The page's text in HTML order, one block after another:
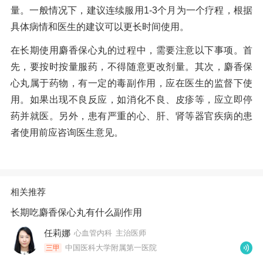
量。一般情况下，建议连续服用1-3个月为一个疗程，根据
具体病情和医生的建议可以更长时间使用。
在长期使用麝香保心丸的过程中，需要注意以下事项。首
先，要按时按量服药，不得随意更改剂量。其次，麝香保
心丸属于药物，有一定的毒副作用，应在医生的监督下使
用。如果出现不良反应，如消化不良、皮疹等，应立即停
药并就医。另外，患有严重的心、肝、肾等器官疾病的患
者使用前应咨询医生意见。
相关推荐
长期吃麝香保心丸有什么副作用
任莉娜 心血管内科 主治医师
三甲 中国医科大学附属第一医院